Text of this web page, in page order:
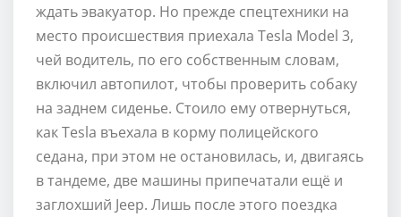
ждать эвакуатор. Но прежде спецтехники на
место происшествия приехала Tesla Model 3,
чей водитель, по его собственным словам,
включил автопилот, чтобы проверить собаку
на заднем сиденье. Стоило ему отвернуться,
как Tesla въехала в корму полицейского
седана, при этом не остановилась, и, двигаясь
в тандеме, две машины припечатали ещё и
заглохший Jeep. Лишь после этого поездка